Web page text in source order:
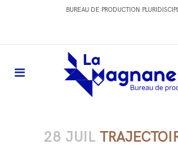
BUREAU DE PRODUCTION
28 JUIL